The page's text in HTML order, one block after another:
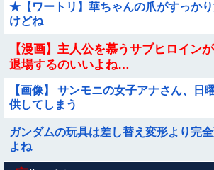
★【ワートリ】華ちゃんの爪がすっか
けどね
【漫画】主人公を慕うサブヒロイン
退場するのいいよね…
【画像】 サンモニの女子アナさん、日
供してしまう
ガンダムの玩具は差し替え変形より完
よね